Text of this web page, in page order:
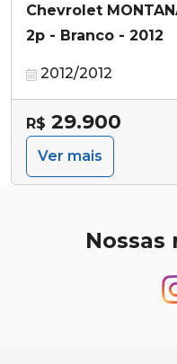
Chevrolet
2p - Branco - 2012
2012/2012
R$ 29.900
Ver mais
Nossas